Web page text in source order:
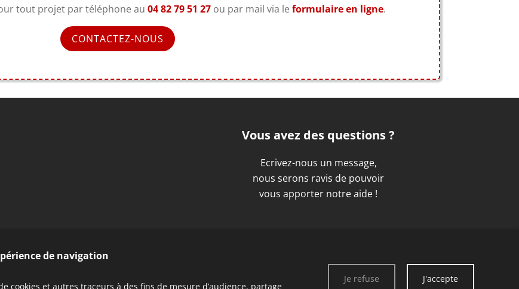
tout projet par téléphone au 04 82 79 51 27ou par mail via le formulaire en ligne.
CONTACTEZ-NOUS
Vous avez des questions ?
Ecrivez-nous un message,
nous serons ravis de pouvoir
vous apporter notre aide !
de navigation
cookies et autres traceurs à des fins de mesure d’audience, partage
Je refuse J'accepte